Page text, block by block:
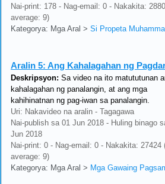
Nai-print: 178 - Nag-email: 0 - Nakakita:
average: 9)
Kategorya: Mga Aral > Si Propeta
Aralin 5: Ang Kahalagahan ng
Deskripsyon: Sa video na ito matututunan
kahalagahan ng panalangin, at ang mga
kahihinatnan ng pag-iwan sa panalangin.
Uri: Nakavideo na aralin - Tagagawa
Nai-publish sa 01 Jun 2018 - Huling binago
Jun 2018
Nai-print: 0 - Nag-email: 0 - Nakakita: 27424
average: 9)
Kategorya: Mga Aral > Mga Gawaing